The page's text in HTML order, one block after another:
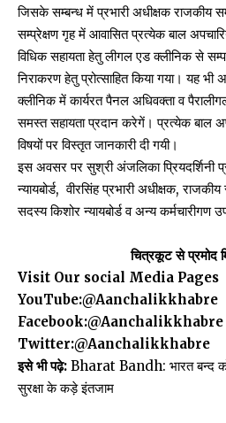
जिसके सम्बन्ध में प्रभारी अधीक्षक राजकीय
सम्प्रेक्षण गृह में आवासित प्रत्येक बाल
विधिक सहायता हेतु लीगल एड क्लीनिक से
निराकरण हेतु प्रोत्साहित किया गया। यह
क्लीनिक में कार्यरत पैनल अधिवक्ता व
समस्त सहायता प्रदान करेगें। प्रत्येक बाल
विषयों पर विस्तृत जानकारी दी गयी।
इस अवसर पर सुश्री अंजलिका प्रियदर्शिनी
न्यायबोर्ड, वीरसिंह प्रभारी अधीक्षक,
सदस्य किशोर न्यायबोर्ड व अन्य कर्मचारीगण
चित्रकूट से प्रमोद
Visit Our social Media Pages
YouTube:@Aanchalikkhabre
Facebook:@Aanchalikkhabre
Twitter:@Aanchalikkhabre
इसे भी पढ़े: Bharat Bandh: भारत बन्द
सुरक्षा के कड़े इंतजाम